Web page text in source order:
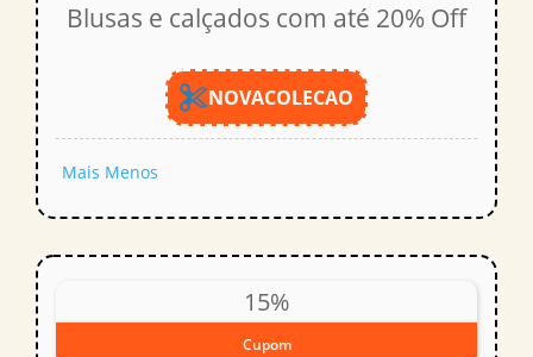
Blusas e calçados com até 20% Off
NOVACOLECAO
Mais Menos
15%
Cupom